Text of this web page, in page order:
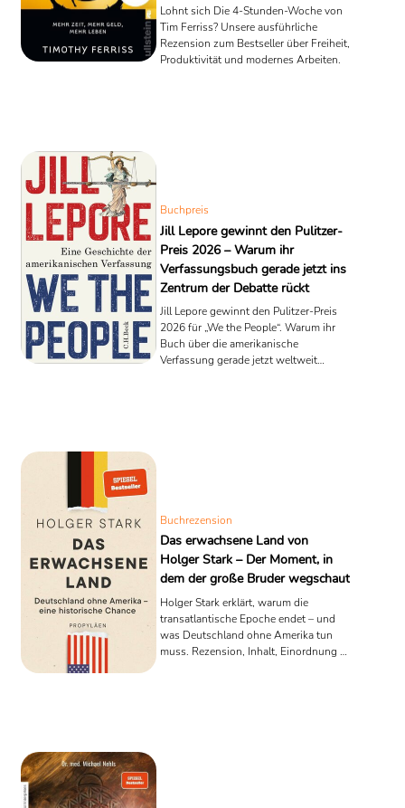
Lohnt sich Die 4-Stunden-Woche von
Tim Ferriss? Unsere ausführliche
Rezension zum Bestseller über Freiheit,
Produktivität und modernes Arbeiten.
Buchpreis
Jill Lepore gewinnt den Pulitzer-
Preis 2026 – Warum ihr
Verfassungsbuch gerade jetzt ins
Zentrum der Debatte rückt
Jill Lepore gewinnt den Pulitzer-Preis
2026 für „We the People“. Warum ihr
Buch über die amerikanische
Verfassung gerade jetzt weltweit
Buchrezension
Das erwachsene Land von
Holger Stark – Der Moment, in
dem der große Bruder wegschaut
Holger Stark erklärt, warum die
transatlantische Epoche endet – und
was Deutschland ohne Amerika tun
muss. Rezension, Inhalt, Einordnung &